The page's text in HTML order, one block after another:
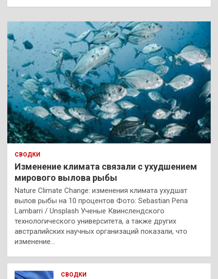
СВОДКИ
Изменение климата связали с ухудшением
мирового вылова рыбы
Nature Climate Change: изменения климата ухудшат
вылов рыбы на 10 процентов Фото: Sebastian Pena
Lambarri / Unsplash Ученые Квинслендского
технологического университета, а также других
австралийских научных организаций показали, что
изменение…
СВОДКИ